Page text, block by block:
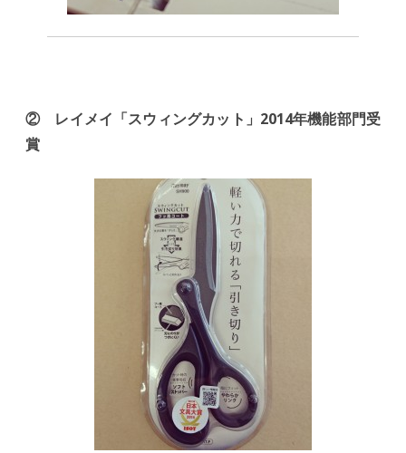
② レイメイ「スウィングカット」2014年機能部門受
賞